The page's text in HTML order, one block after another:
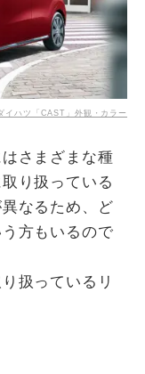
イハツ「CAST」外観・カラー
さまざまな種
り扱っている
なるため、ど
方もいるので
扱っているリ